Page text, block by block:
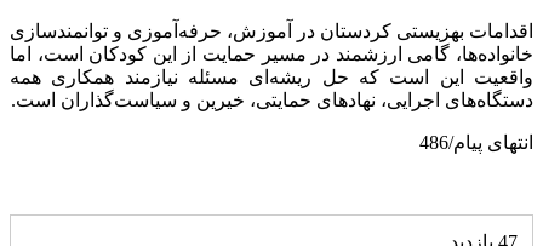
اقدامات بهزیستی کردستان در آموزش، حرفه‌آموزی و توانمندسازی
خانواده‌ها، گامی ارزشمند در مسیر حمایت از این کودکان است، اما
واقعیت این است که حل ریشه‌ای مسئله نیازمند همکاری همه
دستگاه‌های اجرایی، نهادهای حمایتی، خیرین و سیاست‌گذاران است.
انتهای پیام/486
47 بازدید